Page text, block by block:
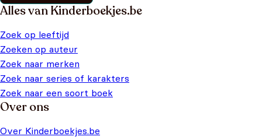
Alles van Kinderboekjes.be
Zoek op leeftijd
Zoeken op auteur
Zoek naar merken
Zoek naar series of karakters
Zoek naar een soort boek
Over ons
Over Kinderboekjes.be